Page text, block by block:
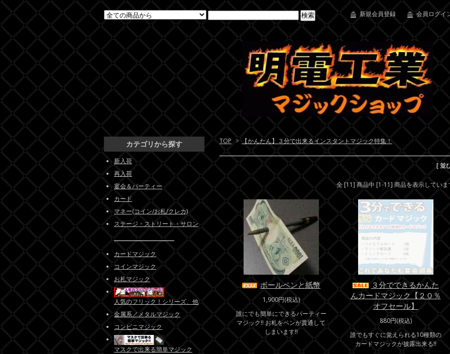
新規会員登録 会員ログイ
TOP > 【かんたん】３分で出来るインスタントマジック特集！
[ 並
全 [11] 商品中 [1-11] 商品を表示していま
ボールペンと紙幣
1,900円(税込)
誰にでも簡単にできるパーティー
マジック!! お札をペンが貫通して
しまいます!!
３分でできるかんた
んカードマジック【２０％
オフセール】
880円(税込)
誰でもすぐに覚えられる10種類の
カードマジックが披露出来る!!
カテゴリから探す
新入荷
再入荷
宴会＆パーティー
カード
マネー(コイン/お札/クレカ)
ステージ・ストリート・サロン
カードマジック
コインマジック
お札マジック
人気のフリック！シリーズ、他
金属系／メタルマジック
コンビニマジック
マスクで出来る簡単マジック